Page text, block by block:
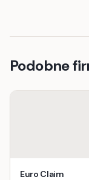
Podobne
Euro Claim